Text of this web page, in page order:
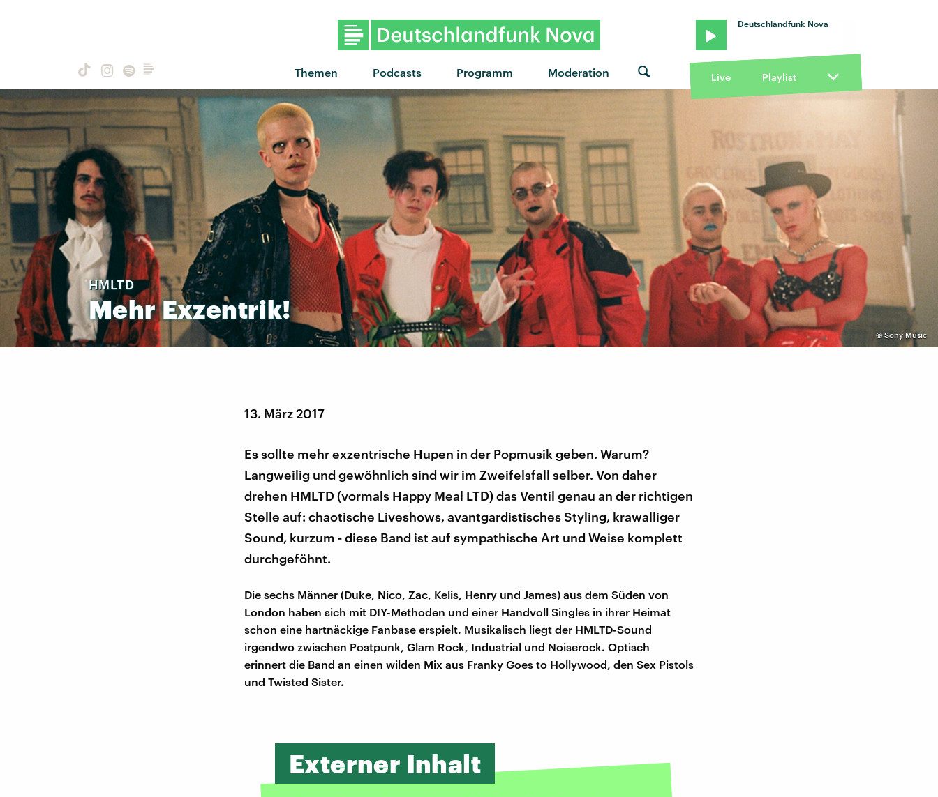
Themen Podcasts Programm Moderation
Deutschlandfunk Nova
Live Playlist
© Sony Music
HMLTD
MehrExzentrik!
13. März 2017
Es sollte mehr exzentrische Hupen in der Popmusik geben. Warum?
Langweilig und gewöhnlich sind wir im Zweifelsfall selber. Von daher
drehen HMLTD (vormals Happy Meal LTD) das Ventil genau an der richtigen
Stelle auf: chaotische Liveshows, avantgardistisches Styling, krawalliger
Sound, kurzum - diese Band ist auf sympathische Art und Weise komplett
durchgeföhnt.
Die sechs Männer (Duke, Nico, Zac, Kelis, Henry und James) aus dem Süden von
London haben sich mit DIY-Methoden und einer Handvoll Singles in ihrer Heimat
schon eine hartnäckige Fanbase erspielt. Musikalisch liegt der HMLTD-Sound
irgendwo zwischen Postpunk, Glam Rock, Industrial und Noiserock. Optisch
erinnert die Band an einen wilden Mix aus Franky Goes to Hollywood, den Sex Pistols
und Twisted Sister.
Externer Inhalt